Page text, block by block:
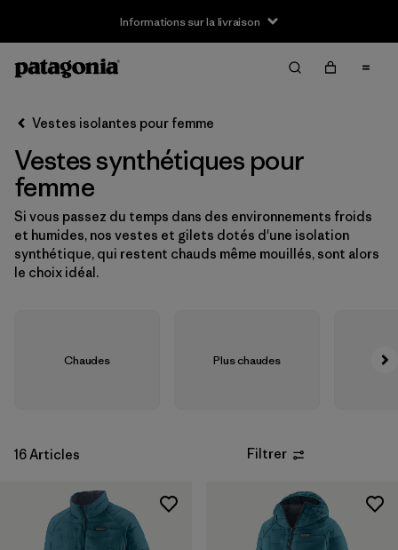
Informations sur la livraison
Filtrer par
Taille
XS (16)
S (16)
(15)
Filtrer par
Filtrer par
Coupe
Vestes isolantes pour femme
Vestes synthétiques pour
femme
Si vous passez du temps dans des environnements froids
et humides, nos vestes et gilets dotés d'une isolation
synthétique, qui restent chauds même mouillés, sont alors
le choix idéal.
Chaudes Plus chaudes
16 Articles Filtrer